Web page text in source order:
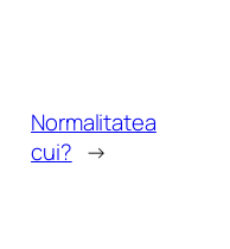
Normalitatea
cui? →